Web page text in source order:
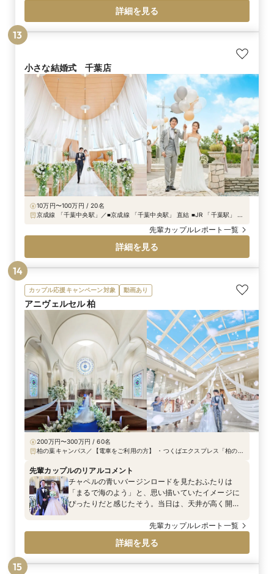
詳細を見る
小さな結婚式 千葉店
10万円〜100万円 / 20名
京成線 「千葉中央駅」／■京成線 「千葉中央駅」 直結 ■JR 「千葉駅」 徒
先輩カップルレポート一覧
詳細を見る
13
カップル応援キャンペーン対象 動画あり
アニヴェルセル 柏
200万円〜300万円 / 60名
柏の葉キャンパス／【電車をご利用の方】 ・つくばエクスプレス「柏の葉
駅」より車で約15分 【無料送迎バスをご利用の方】 ・挙式当日のみ、JR
常磐線(千代田線直通)・東武野田線「柏駅」より無料送迎バスを運行して
おります。 【お車をご利用の方】 常磐自動車道 柏ICよりすぐ、国道16号
沿いにございます。
先輩カップルのリアルコメント
チャペルの青いバージンロードを見たおふたりは
「まるで海のよう」と、思い描いていたイメージに
ぴったりだと感じたそう。当日は、天井が高く開放
らし、ひと際美しい挙式シーンとなりました。ご新
婦は、キラキラと輝くラメが遠くからでも存在感を
放つ、美しいシルエットの韓国ドレスを着用されて
先輩カップルレポート一覧
詳細を見る
14
15